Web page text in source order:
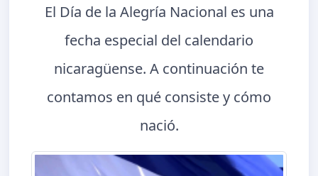
El Día de la Alegría Nacional es una
fecha especial del calendario
nicaragüense. A continuación te
contamos en qué consiste y cómo
nació.